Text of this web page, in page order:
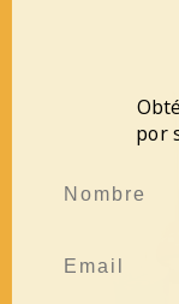
por